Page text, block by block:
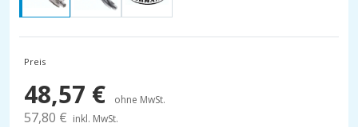
Preis
48,57 € ohne MwSt.
57,80 € inkl. MwSt.